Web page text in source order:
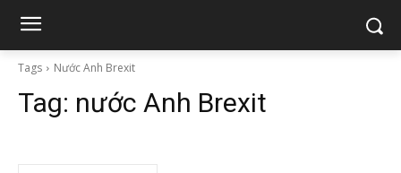
Tags Nước Anh Brexit
Tag: nước Anh Brexit